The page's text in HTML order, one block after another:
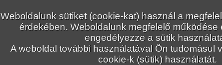
Weboldalunk sütiket (cookie-kat) használ a
érdekében. Weboldalunk megfelelő működése
engedélyezze a sütik
A weboldal további használatával Ön tudomásul
cookie-k (sütik) használatát.